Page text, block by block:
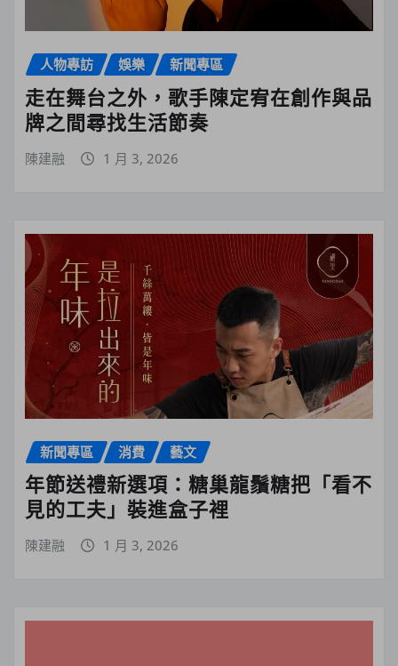
人物專訪 娛樂 新聞專區
走在舞台之外，歌手陳定宥在創作與品
牌之間尋找生活節奏
陳建融 1 月 3, 2026
新聞專區 消費 藝文
年節送禮新選項：糖巢龍鬚糖把「看不
見的工夫」裝進盒子裡
陳建融 1 月 3, 2026